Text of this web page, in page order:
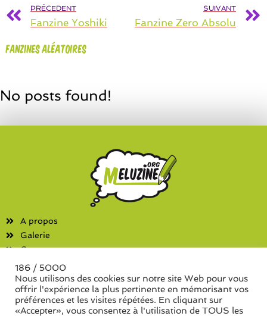
PRÉCEDENT
Fanzine Yoshiki
SUIVANT
Fanzine Zero Absolu
Fanzines aléatoires
No posts found!
A propos
Galerie
Contact
Fanzines
Liste des associations
Liste des séries de fanzine
186 / 5000
Nous utilisons des cookies sur notre site Web pour vous
offrir l'expérience la plus pertinente en mémorisant vos
préférences et les visites répétées. En cliquant sur
«Accepter», vous consentez à l'utilisation de TOUS les